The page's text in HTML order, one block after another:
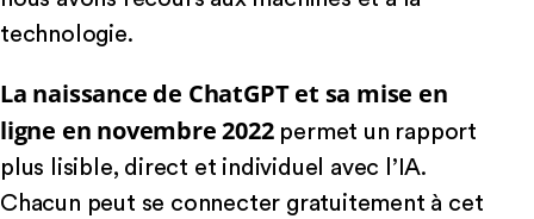
technologie.
La naissance de ChatGPT et sa mise en
ligne en novembre 2022 permet un rapport
plus lisible, direct et individuel avec l’IA.
Chacun peut se connecter gratuitement à cet